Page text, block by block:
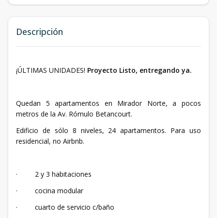
Descripción
¡ÚLTIMAS UNIDADES! Proyecto Listo, entregando ya.
Quedan 5 apartamentos en Mirador Norte, a pocos
metros de la Av. Rómulo Betancourt.
Edificio de sólo 8 niveles, 24 apartamentos. Para uso
residencial, no Airbnb.
· 2 y 3 habitaciones
· cocina modular
· cuarto de servicio c/baño